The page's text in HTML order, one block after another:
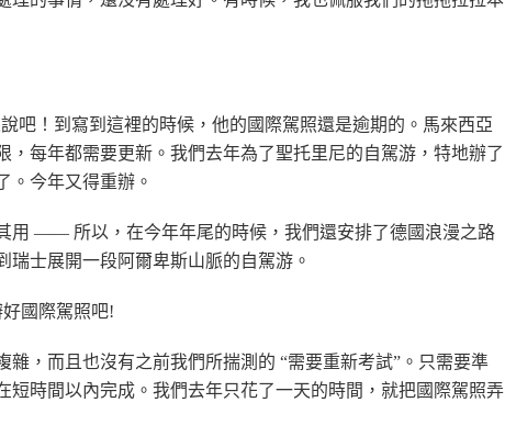
說吧！到寫到這裡的時候，他的國際駕照還是逾期的。馬來西亞
，每年都需要更新。我們去年為了聖托里尼的自駕游，特地辦了
。今年又得重辦。
用 —— 所以，在今年年尾的時候，我們還安排了德國浪漫之路
瑞士展開一段阿爾卑斯山脈的自駕游。
國際駕照吧!
雜，而且也沒有之前我們所揣測的 “需要重新考試”。只需要準
短時間以內完成。我們去年只花了一天的時間，就把國際駕照弄